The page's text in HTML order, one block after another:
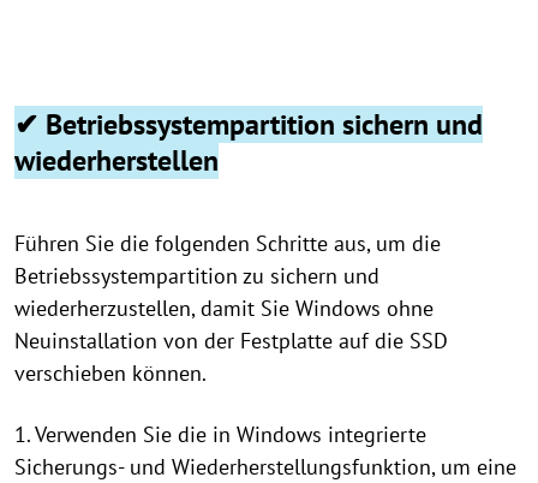
✔ Betriebssystempartition sichern und
wiederherstellen
Führen Sie die folgenden Schritte aus, um die
Betriebssystempartition zu sichern und
wiederherzustellen, damit Sie Windows ohne
Neuinstallation von der Festplatte auf die SSD
verschieben können.
1. Verwenden Sie die in Windows integrierte
Sicherungs- und Wiederherstellungsfunktion, um eine